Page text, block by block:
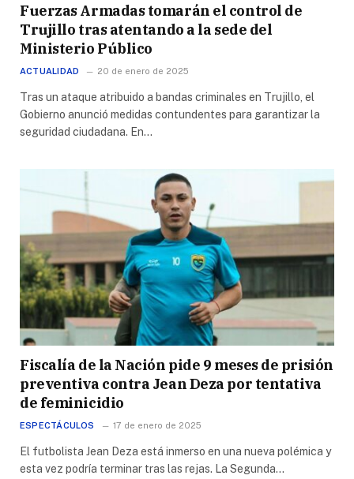
Fuerzas Armadas tomarán el control de
Trujillo tras atentando a la sede del
Ministerio Público
ACTUALIDAD 20 de enero de 2025
Tras un ataque atribuido a bandas criminales en Trujillo, el
Gobierno anunció medidas contundentes para garantizar la
seguridad ciudadana. En…
Fiscalía de la Nación pide 9 meses de prisión
preventiva contra Jean Deza por tentativa
de feminicidio
ESPECTÁCULOS 17 de enero de 2025
El futbolista Jean Deza está inmerso en una nueva polémica y
esta vez podría terminar tras las rejas. La Segunda…